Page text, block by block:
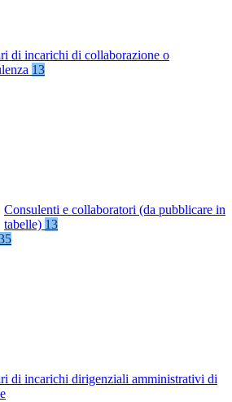
di incarichi di collaborazione o
13
Consulenti e collaboratori (da pubblicare in
tabelle) 13
di incarichi dirigenziali amministrativi di